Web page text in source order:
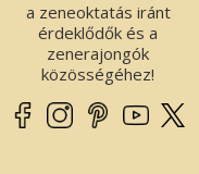
a zeneoktatás iránt
érdeklődők és a
zenerajongók
közösségéhez!